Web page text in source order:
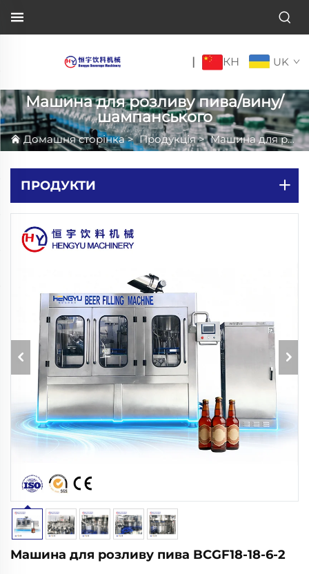
| КН UK
Машина для розливу пива/вину/
шампанського
Домашня сторінка>Продукція>Машина для розливу пива/вину/шампанського
ПРОДУКТИ
Машина для розливу пива BCGF18-18-6-2